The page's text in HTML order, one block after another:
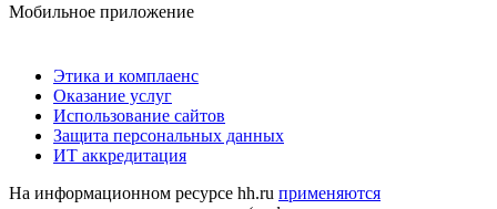
Мобильное приложение
Этика и комплаенс
Оказание услуг
Использование сайтов
Защита персональных данных
ИТ аккредитация
На информационном ресурсе hh.ru применяются